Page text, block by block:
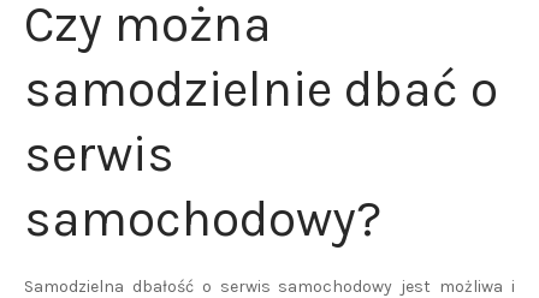
Czy można
samodzielnie dbać o
serwis
samochodowy?
Samodzielna dbałość o serwis samochodowy jest możliwa i